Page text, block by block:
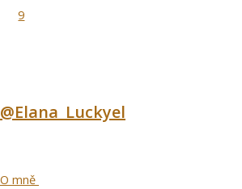
9
@Elana_Luckyel
O mně